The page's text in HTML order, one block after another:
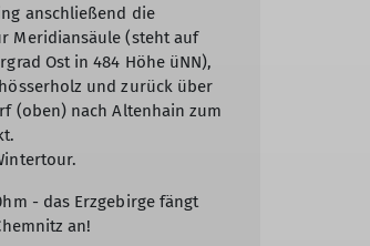
anschließend die
Meridiansäule (steht auf
Ost in 484 Höhe üNN),
und zurück über
(oben) nach Altenhain zum
- das Erzgebirge fängt
an!